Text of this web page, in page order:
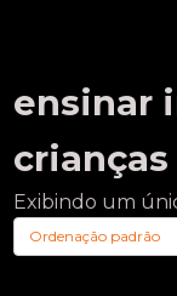
ensinar
crianças
Exibindo um